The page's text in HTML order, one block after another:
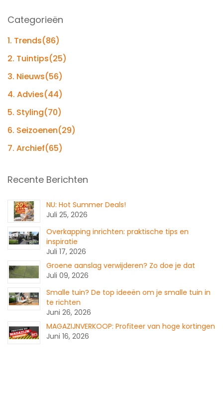
Categorieën
1. Trends(86)
2. Tuintips(25)
3. Nieuws(56)
4. Advies(44)
5. Styling(70)
6. Seizoenen(29)
7. Archief(65)
Recente Berichten
NU: Hot Summer Deals!
Juli 25, 2026
Overkapping inrichten: praktische tips en
inspiratie
Juli 17, 2026
Groene aanslag verwijderen? Zo doe je dat
Juli 09, 2026
Smalle tuin? De top ideeën om je smalle tuin in
te richten
Juni 26, 2026
MAGAZIJNVERKOOP: Profiteer van hoge kortingen
Juni 16, 2026